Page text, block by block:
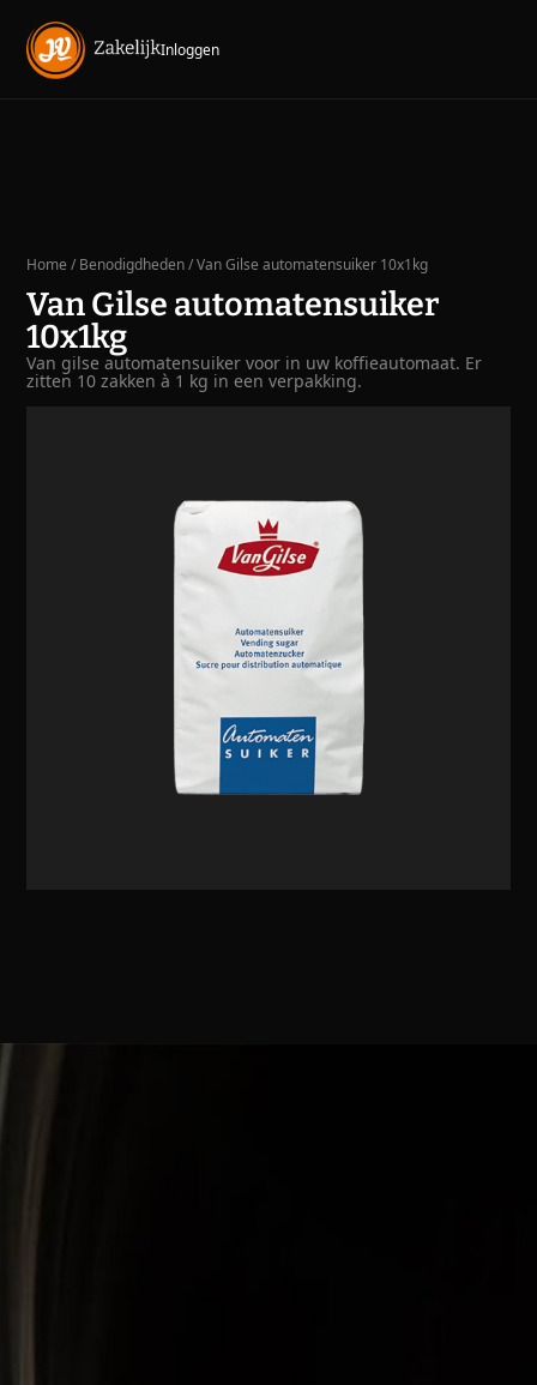
Inloggen
Home / Benodigdheden/ Van Gilse automatensuiker 10x1kg
Van Gilse automatensuiker
10x1kg
Van gilse automatensuiker voor in uw koffieautomaat. Er
zitten 10 zakken à 1 kg in een verpakking.